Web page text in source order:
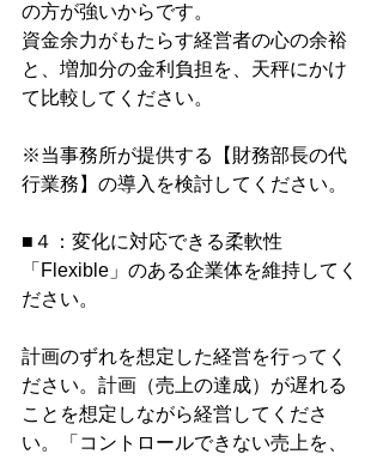
の方が強いからです。
資金余力がもたらす経営者の心の余裕
と、増加分の金利負担を、天秤にかけ
て比較してください。
※当事務所が提供する【財務部長の代
行業務】の導入を検討してください。
■４：変化に対応できる柔軟性
「Flexible」のある企業体を維持してく
ださい。
計画のずれを想定した経営を行ってく
ださい。計画（売上の達成）が遅れる
ことを想定しながら経営してくださ
い。「コントロールできない売上を、